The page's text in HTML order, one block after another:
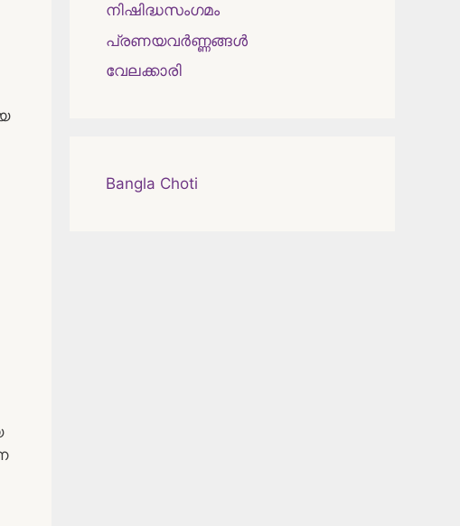
നിഷിദ്ധസംഗമം
പ്രണയവർണ്ണങ്ങൾ
വേലക്കാരി
Bangla Choti